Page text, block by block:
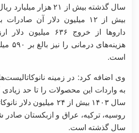
سال گذشته بیش از ۲۱
بیش از ۱۲ میلیون دلار آن
داروها از خروج ۶۳۶
است.
وی اضافه کرد: در زمینه نانوکاتالیست‌ها
به واردات این محصولات را تا حد
سال ۱۴۰۳ بیش از ۲۴
روسیه، ترکیه، عراق و ازبکستان صادر
سال گذشته است.